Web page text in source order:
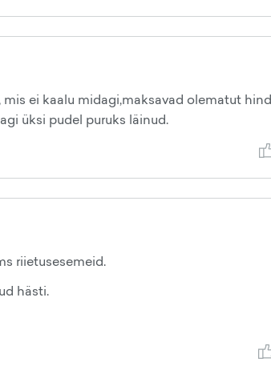
ei kaalu midagi,maksavad olematut
üksi pudel puruks läinud.
riietusesemeid.
hästi.